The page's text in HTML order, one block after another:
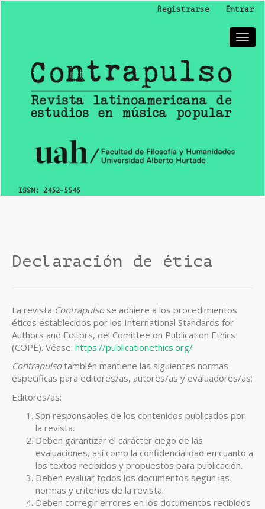
lateral
Registrarse Entrar
ISSN: 2452-5545
Declaración de ética
La revista Contrapulsose adhiere a los procedimientos
éticos establecidos por los International Standards for
Authors and Editors, del Comittee on Publication Ethics
(COPE). Véase: https://publicationethics.org/
Contrapulsotambién mantiene las siguientes normas
específicas para editores/as, autores/as y evaluadores/as:
Editores/as:
Son responsables de los contenidos publicados por
la revista.
Deben garantizar el carácter ciego de las
evaluaciones, así como la confidencialidad en cuanto a
los textos recibidos y propuestos para publicación.
Deben evaluar todos los documentos según las
normas y criterios de la revista.
Deben corregir errores en los documentos recibidos